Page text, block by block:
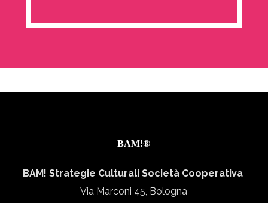
BAM!®
BAM! Strategie Culturali Società Cooperativa
Via Marconi 45, Bologna